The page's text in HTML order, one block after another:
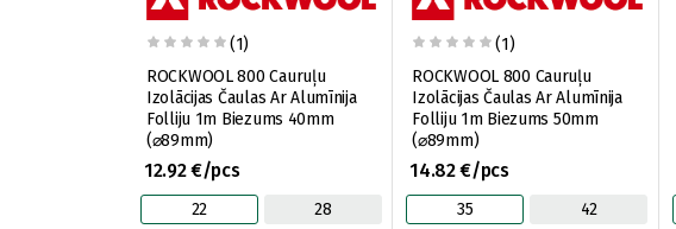
(1)
ROCKWOOL 800 Cauruļu
Izolācijas Čaulas Ar Alumīnija
Folliju 1m Biezums 40mm
(⌀89mm)
12.92 €/pcs
22 28
(1)
ROCKWOOL 800 Cauruļu
Izolācijas Čaulas Ar Alumīnija
Folliju 1m Biezums 50mm
(⌀89mm)
14.82 €/pcs
35 42